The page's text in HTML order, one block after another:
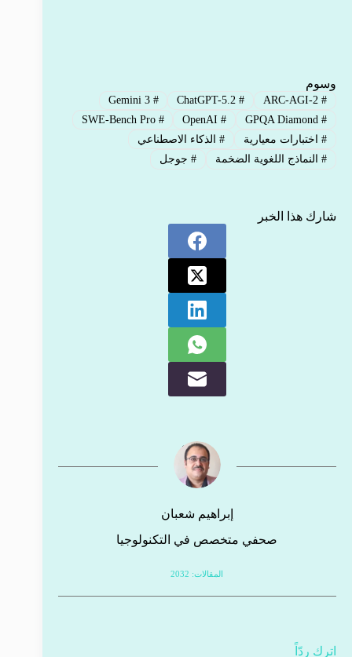
وسوم
#
ARC-AGI-2
#
ChatGPT-5.2
#
Gemini 3
#
GPQA Diamond
#
OpenAI
#
SWE-Bench Pro
#اختبارات معيارية #الذكاء الاصطناعي
#النماذج اللغوية الضخمة #جوجل
شارك هذا الخبر
إبراهيم شعبان
صحفي متخصص في التكنولوجيا
المقالات: 2032
اترك ردّاً